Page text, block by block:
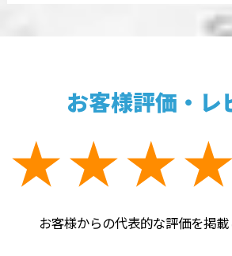
お客様評価・レ
お客様からの代表的な評価を掲載